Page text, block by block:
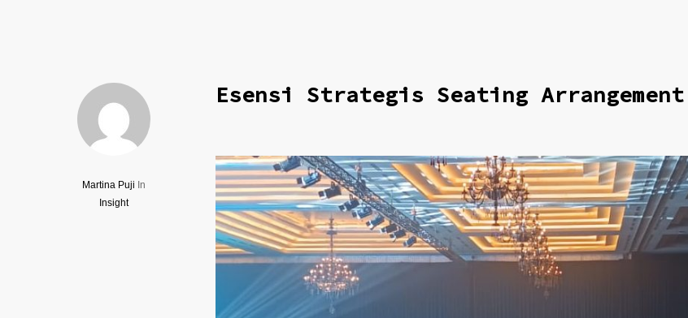
Martina Puji In
Insight
Esensi Strategis Seating Arrangement